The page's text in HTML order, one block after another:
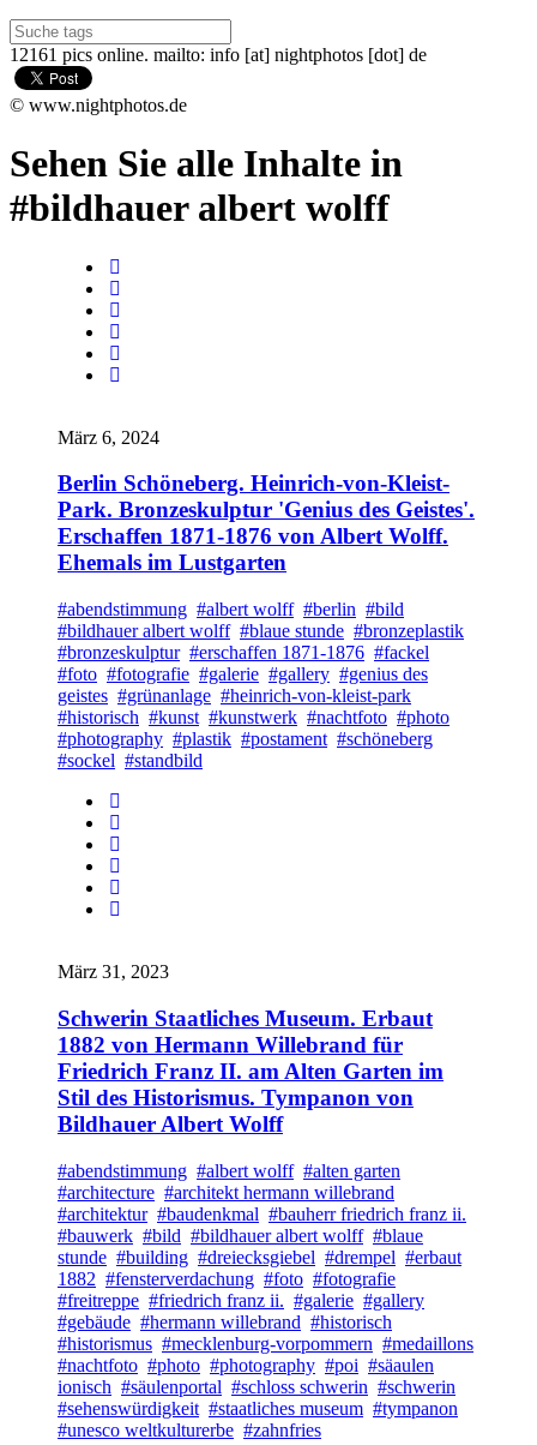
12161 pics online. mailto: info [at] nightphotos [dot] de
© www.nightphotos.de
Sehen Sie alle Inhalte in
#bildhauer albert wolff
März 6, 2024
Berlin Schöneberg. Heinrich-von-Kleist-
Park. Bronzeskulptur 'Genius des Geistes'.
Erschaffen 1871-1876 von Albert Wolff.
Ehemals im Lustgarten
#abendstimmung #albert wolff #berlin #bild
#bildhauer albert wolff #blaue stunde #bronzeplastik
#bronzeskulptur #erschaffen 1871-1876 #fackel
#foto #fotografie #galerie #gallery #genius des
geistes #grünanlage #heinrich-von-kleist-park
#historisch #kunst #kunstwerk #nachtfoto #photo
#photography #plastik #postament #schöneberg
#sockel #standbild
März 31, 2023
Schwerin Staatliches Museum. Erbaut
1882 von Hermann Willebrand für
Friedrich Franz II. am Alten Garten im
Stil des Historismus. Tympanon von
Bildhauer Albert Wolff
#abendstimmung #albert wolff #alten garten
#architecture #architekt hermann willebrand
#architektur #baudenkmal #bauherr friedrich franz ii.
#bauwerk #bild #bildhauer albert wolff #blaue
stunde #building #dreiecksgiebel #drempel #erbaut
1882 #fensterverdachung #foto #fotografie
#freitreppe #friedrich franz ii. #galerie #gallery
#gebäude #hermann willebrand #historisch
#historismus #mecklenburg-vorpommern #medaillons
#nachtfoto #photo #photography #poi #säaulen
ionisch #säulenportal #schloss schwerin #schwerin
#sehenswürdigkeit #staatliches museum #tympanon
#unesco weltkulturerbe #zahnfries